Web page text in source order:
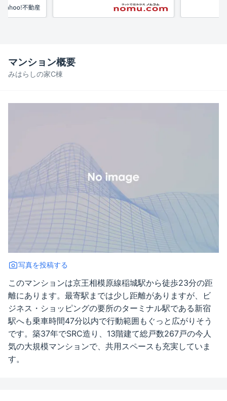
みはらしの家C棟
マンション概要
写真を投稿する
このマンションは京王相模原線稲城駅から徒歩23分の距
離にあります。最寄駅までは少し距離がありますが、ビ
ジネス・ショッピングの要所のターミナル駅である新宿
駅へも乗車時間47分以内で行動範囲もぐっと広がりそう
です。築37年でSRC造り、13階建て総戸数267戸の今人
気の大規模マンションで、共用スペースも充実していま
す。